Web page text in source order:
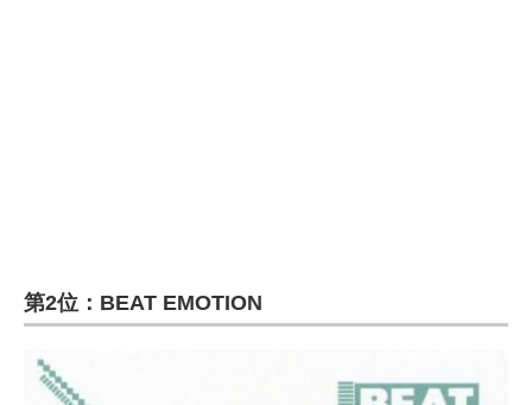
エネルギーの専門メディア
建設×テクノロジーの最前線
第2位：BEAT EMOTION